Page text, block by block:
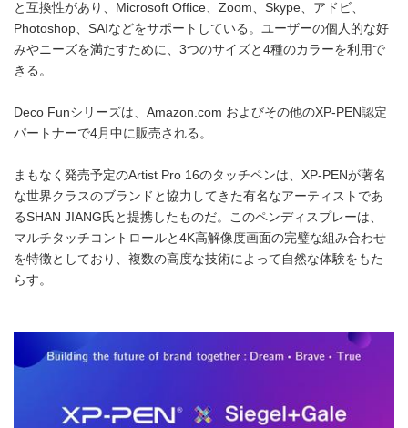
と互換性があり、Microsoft Office、Zoom、Skype、アドビ、
Photoshop、SAIなどをサポートしている。ユーザーの個人的な好
みやニーズを満たすために、3つのサイズと4種のカラーを利用で
きる。
Deco Funシリーズは、Amazon.com およびその他のXP-PEN認定
パートナーで4月中に販売される。
まもなく発売予定のArtist Pro 16のタッチペンは、XP-PENが著名
な世界クラスのブランドと協力してきた有名なアーティストであ
るSHAN JIANG氏と提携したものだ。このペンディスプレーは、
マルチタッチコントロールと4K高解像度画面の完璧な組み合わせ
を特徴としており、複数の高度な技術によって自然な体験をもた
らす。